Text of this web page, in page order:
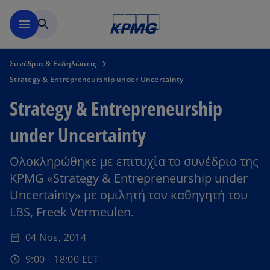
menu search
Συνέδρια & Εκδηλώσεις
Strategy & Entrepreneurship under Uncertainty
Strategy & Entrepreneurship
under Uncertainty
Ολοκληρώθηκε με επιτυχία το συνέδριο της
KPMG «Strategy & Entrepreneurship under
Uncertainty» με ομιλητή τον καθηγητή του
LBS, Freek Vermeulen.
date_range 04 Νοε, 2014
schedule 9:00 - 18:00 EET